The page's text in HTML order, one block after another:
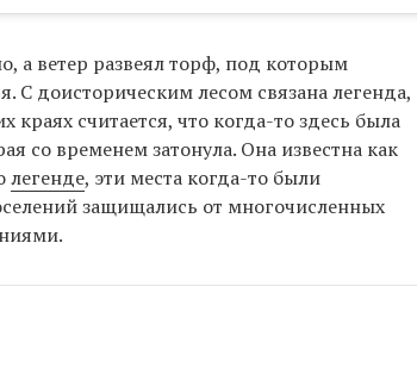
а ветер развеял торф, под которым
С доисторическим лесом связана легенда,
краях считается, что когда-то здесь была
со временем затонула. Она известна как
легенде, эти места когда-то были
защищались от многочисленных